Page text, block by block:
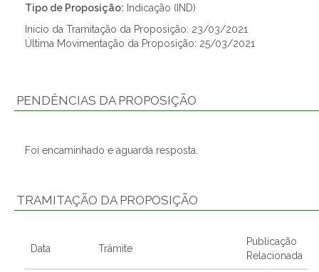
Tipo de Proposição: Indicação (IND)
Início da Tramitação da Proposição: 23/03/2021
Última Movimentação da Proposição: 25/03/2021
PENDÊNCIAS DA PROPOSIÇÃO
Foi encaminhado e aguarda resposta.
TRAMITAÇÃO DA PROPOSIÇÃO
Data Trâmite
Publicação
Relacionada